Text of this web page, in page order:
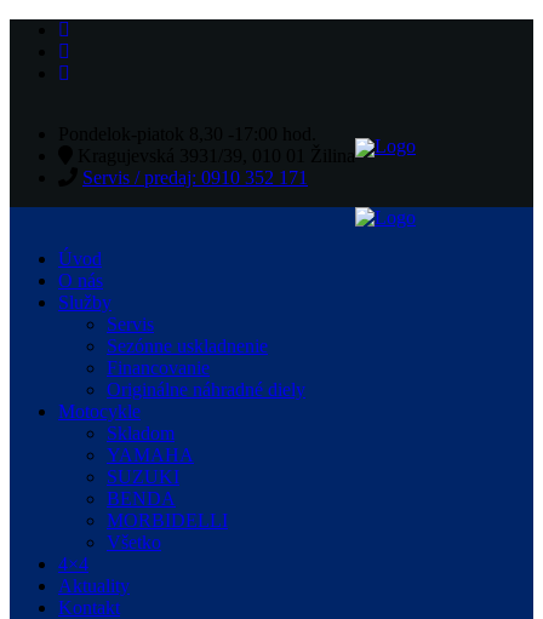
Servis / predaj: 0910 352 171
Úvod
O nás
Služby
Servis
Sezónne uskladnenie
Financovanie
Originálne náhradné diely
Motocykle
Skladom
YAMAHA
SUZUKI
BENDA
MORBIDELLI
Všetko
4×4
Aktuality
Kontakt